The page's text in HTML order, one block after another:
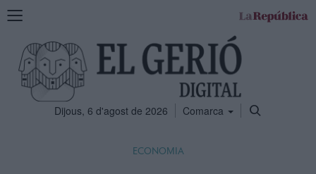
Mostra
navegació
Dijous, 6 d'agost de 2026 Comarca
ECONOMIA